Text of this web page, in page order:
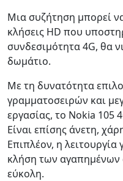
Μια συζήτηση μπορεί
κλήσεις HD που
συνδεσιμότητα 4G, θα
δωμάτιο.
Με τη δυνατότητα
γραμματοσειρών και
εργασίας, το Nokia 105
Είναι επίσης άνετη,
Επιπλέον, η
κλήση των
εύκολη.